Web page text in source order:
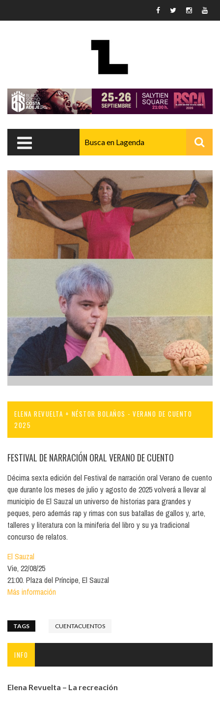
ELENA REVUELTA + NÉSTOR BOLAÑOS - VERANO DE CUENTO
2025
FESTIVAL DE NARRACIÓN ORAL VERANO DE CUENTO
Décima sexta edición del Festival de narración oral Verano de cuento
que durante los meses de julio y agosto de 2025 volverá a llevar al
municipio de El Sauzal un universo de historias para grandes y
peques, pero además rap y rimas con sus batallas de gallos y, arte,
talleres y literatura con la miniferia del libro y su ya tradicional
concurso de relatos.
El Sauzal
Vie, 22/08/25
21:00. Plaza del Príncipe, El Sauzal
Más información
TAGS CUENTACUENTOS
INFO
Elena Revuelta – La recreación